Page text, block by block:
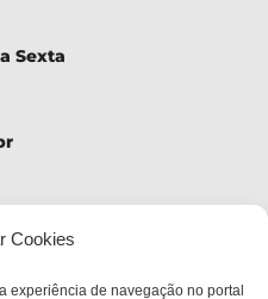
Cookies
experiência de navegação no portal
Sexta
Casildo João